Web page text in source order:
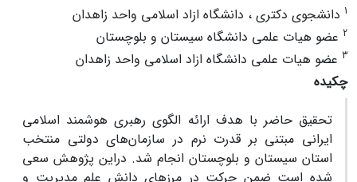
1 دانشجوی دکتری ، دانشگاه ازاد اسلامی واحد زاهدان
2 عضو هیات علمی دانشگاه سیستان و بلوچستان
3 عضو هیات علمی دانشگاه ازاد اسلامی واحد زاهدان
چکیده
تحقیق حاضر با هدف ارائه الگوی رهبری هوشمند اسلامی
ایرانی مبتنی بر قدرت نرم در سازمان‌های دولتی منتخب
استان سیستان و بلوچستان انجام شد. دراین پژوهش سعی
شده است ضمن حرکت در مرزهای دانش علم مدیریت و